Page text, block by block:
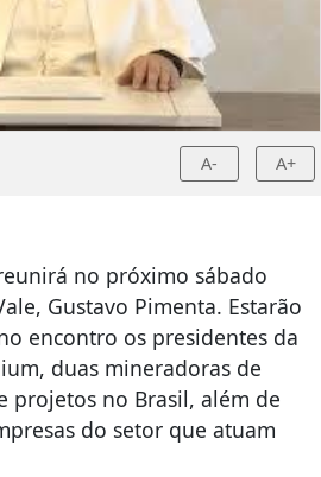
A- A+
no próximo sábado
Gustavo Pimenta. Estarão
encontro os presidentes da
duas mineradoras de
projetos no Brasil, além de
do setor que atuam